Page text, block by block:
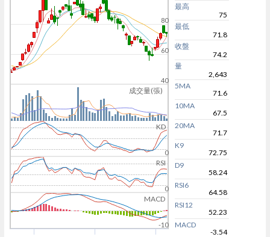
成交量(張)
KD
RSI
MACD
40
60
80
0
0
-10
最高
75
最低
71.8
收盤
74.2
量
2,643
5MA
71.6
10MA
67.5
20MA
71.7
K9
72.75
D9
58.24
RSI6
64.58
RSI12
52.23
MACD
-3.54